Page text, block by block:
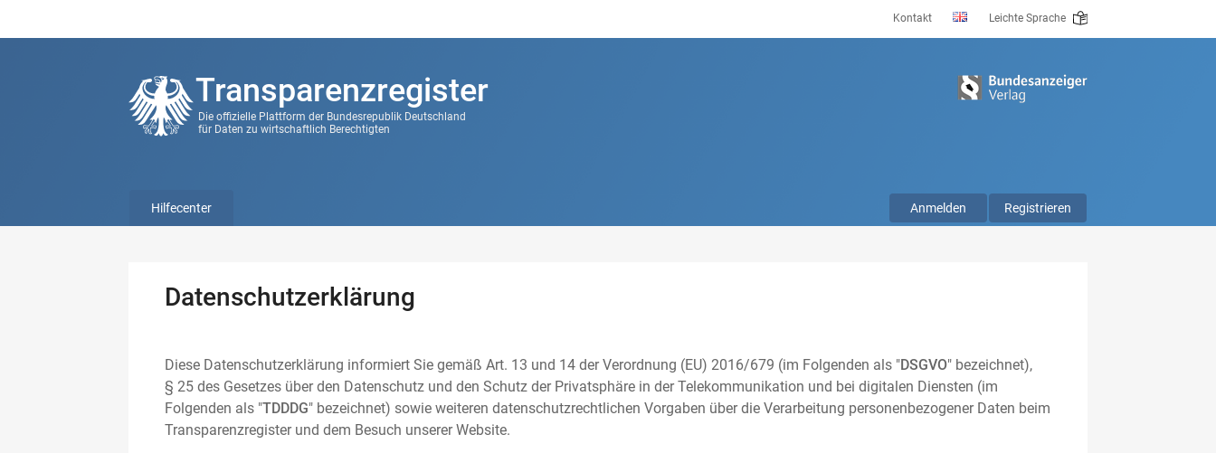
Kontakt Leichte Sprache
Transparenzregister
Die offizielle Plattform der Bundesrepublik Deutschland
für Daten zu wirtschaftlich Berechtigten
Anmelden Registrieren
Hilfecenter
Datenschutzerklärung
Diese Datenschutzerklärung informiert Sie gemäß Art. 13 und 14 der Verordnung (EU) 2016/679 (im Folgenden als "DSGVO" bezeichnet),
§ 25 des Gesetzes über den Datenschutz und den Schutz der Privatsphäre in der Telekommunikation und bei digitalen Diensten (im
Folgenden als "TDDDG" bezeichnet) sowie weiteren datenschutzrechtlichen Vorgaben über die Verarbeitung personenbezogener Daten beim
Transparenzregister und dem Besuch unserer Website.